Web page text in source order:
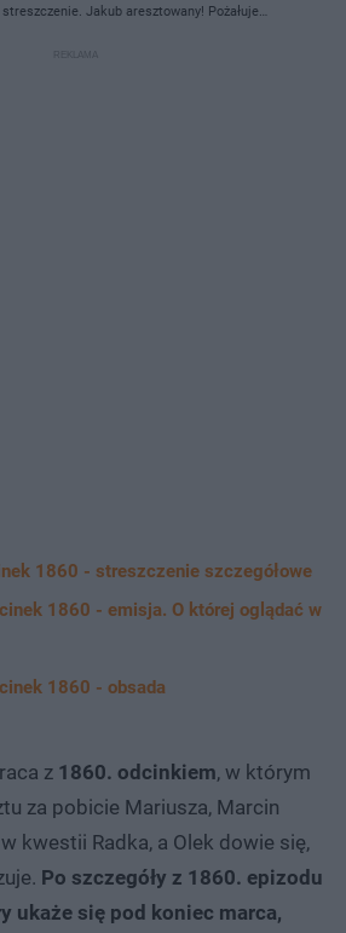
Jakub aresztowany! Pożałuje
1860 - streszczenie szczegółowe
1860 - emisja. O której oglądać w
1860 - obsada
z 1860. odcinkiem, w którym
za pobicie Mariusza, Marcin
kwestii Radka, a Olek dowie się,
Po szczegóły z 1860. epizodu
ukaże się pod koniec marca,